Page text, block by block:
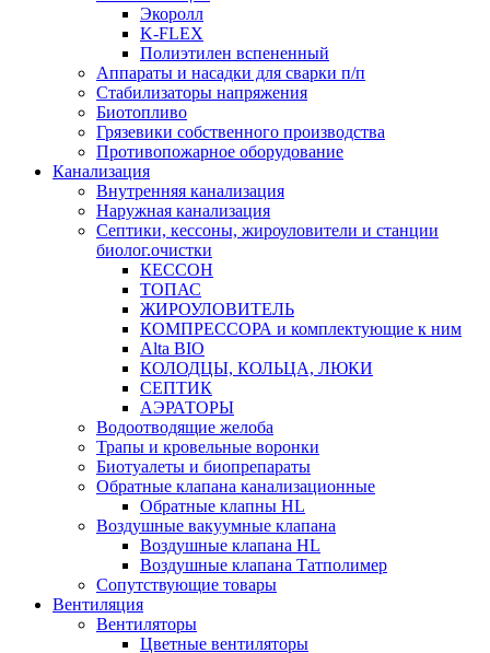
Экоролл
K-FLEX
Полиэтилен вспененный
Аппараты и насадки для сварки п/п
Стабилизаторы напряжения
Биотопливо
Грязевики собственного производства
Противопожарное оборудование
Канализация
Внутренняя канализация
Наружная канализация
Септики, кессоны, жироуловители и станции
биолог.очистки
КЕССОН
ТОПАС
ЖИРОУЛОВИТЕЛЬ
КОМПРЕССОРА и комплектующие к ним
Alta BIO
КОЛОДЦЫ, КОЛЬЦА, ЛЮКИ
СЕПТИК
АЭРАТОРЫ
Водоотводящие желоба
Трапы и кровельные воронки
Биотуалеты и биопрепараты
Обратные клапана канализационные
Обратные клапны HL
Воздушные вакуумные клапана
Воздушные клапана HL
Воздушные клапана Татполимер
Сопутствующие товары
Вентиляция
Вентиляторы
Цветные вентиляторы